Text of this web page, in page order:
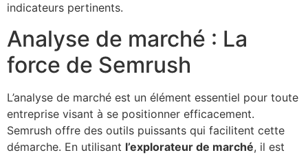
indicateurs pertinents.
Analyse de marché : La
force de Semrush
L’analyse de marché est un élément essentiel pour toute
entreprise visant à se positionner efficacement.
Semrush offre des outils puissants qui facilitent cette
démarche. En utilisant l’explorateur de marché, il est